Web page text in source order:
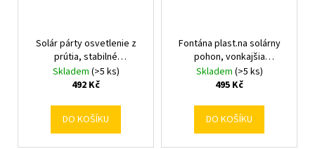
Solár párty osvetlenie z
prútia, stabilné
pr.11,3/250/V41,5cm
890516
Skladem (>5 ks)
492 Kč
DO KOŠÍKU
Fontána plast.na solárny
pohon, vonkajšia
pr.16/V3cm
Skladem (>5 ks)
495 Kč
DO KOŠÍKU